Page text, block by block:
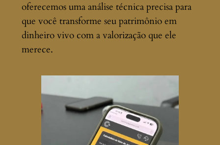
oferecemos uma análise técnica precisa para
que você transforme seu patrimônio em
dinheiro vivo com a valorização que ele
merece.